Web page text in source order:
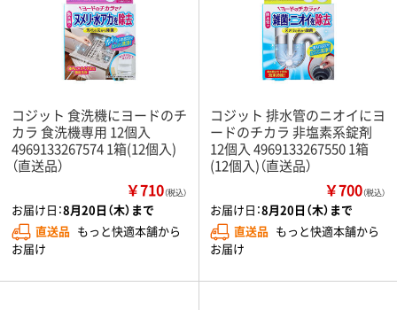
コジット 食洗機にヨードのチ
カラ 食洗機専用 12個入
4969133267574 1箱(12個入)
（直送品）
￥710（税込）
お届け日：8月20日（木）まで
直送品 もっと快適本舗から
お届け
コジット 排水管のニオイにヨ
ードのチカラ 非塩素系錠剤
12個入 4969133267550 1箱
(12個入)（直送品）
￥700（税込）
お届け日：8月20日（木）まで
直送品 もっと快適本舗から
お届け